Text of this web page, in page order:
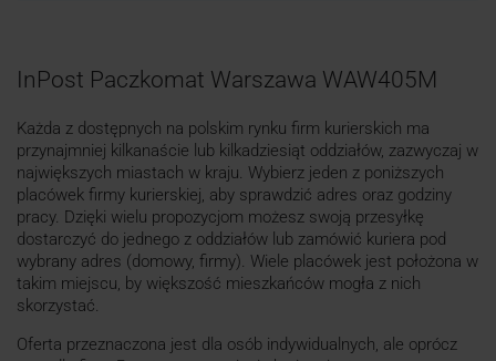
InPost Paczkomat Warszawa WAW405M
Każda z dostępnych na polskim rynku firm kurierskich ma
przynajmniej kilkanaście lub kilkadziesiąt oddziałów, zazwyczaj w
największych miastach w kraju. Wybierz jeden z poniższych
placówek firmy kurierskiej, aby sprawdzić adres oraz godziny
pracy. Dzięki wielu propozycjom możesz swoją przesyłkę
dostarczyć do jednego z oddziałów lub zamówić kuriera pod
wybrany adres (domowy, firmy). Wiele placówek jest położona w
takim miejscu, by większość mieszkańców mogła z nich
skorzystać.
Oferta przeznaczona jest dla osób indywidualnych, ale oprócz